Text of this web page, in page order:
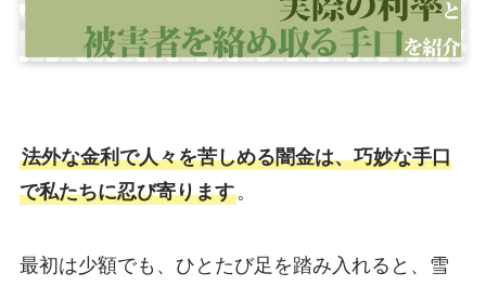
法外な金利で人々を苦しめる闇金は、巧妙な手口
で私たちに忍び寄ります。
最初は少額でも、ひとたび足を踏み入れると、雪